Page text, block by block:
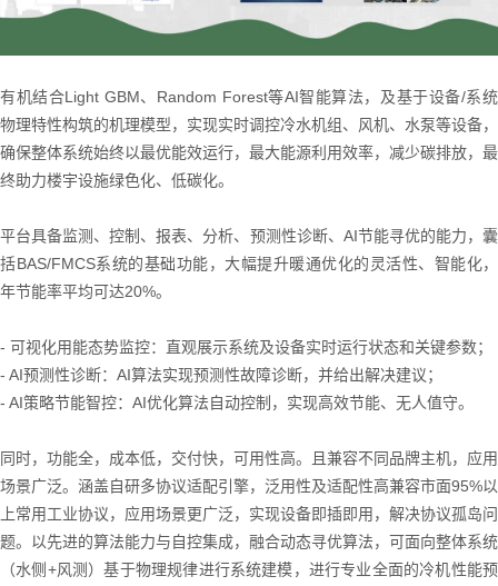
有机结合Light GBM、Random Forest等AI智能算法，及基于设备/系统
物理特性构筑的机理模型，实现实时调控冷水机组、风机、水泵等设备，
确保整体系统始终以最优能效运行，最大能源利用效率，减少碳排放，最
终助力楼宇设施绿色化、低碳化。
平台具备监测、控制、报表、分析、预测性诊断、AI节能寻优的能力，囊
括BAS/FMCS系统的基础功能，大幅提升暖通优化的灵活性、智能化，
年节能率平均可达20%。
- 可视化用能态势监控：直观展示系统及设备实时运行状态和关键参数；
- AI预测性诊断：AI算法实现预测性故障诊断，并给出解决建议；
- AI策略节能智控：AI优化算法自动控制，实现高效节能、无人值守。
同时，功能全，成本低，交付快，可用性高。且兼容不同品牌主机，应用
场景广泛。涵盖自研多协议适配引擎，泛用性及适配性高兼容市面95%以
上常用工业协议，应用场景更广泛，实现设备即插即用，解决协议孤岛问
题。以先进的算法能力与自控集成，融合动态寻优算法，可面向整体系统
（水侧+风测）基于物理规律进行系统建模，进行专业全面的冷机性能预